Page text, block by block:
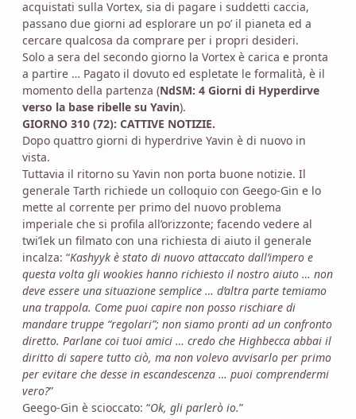
acquistati sulla Vortex, sia di pagare i suddetti caccia,
passano due giorni ad esplorare un po’ il pianeta ed a
cercare qualcosa da comprare per i propri desideri.
Solo a sera del secondo giorno la Vortex è carica e pronta
a partire … Pagato il dovuto ed espletate le formalità, è il
momento della partenza (NdSM: 4 Giorni di Hyperdirve
verso la base ribelle su Yavin).
GIORNO 310 (72): CATTIVE NOTIZIE.
Dopo quattro giorni di hyperdrive Yavin è di nuovo in
vista.
Tuttavia il ritorno su Yavin non porta buone notizie. Il
generale Tarth richiede un colloquio con Geego-Gin e lo
mette al corrente per primo del nuovo problema
imperiale che si profila all’orizzonte; facendo vedere al
twi’lek un filmato con una richiesta di aiuto il generale
incalza: “Kashyyk è stato di nuovo attaccato dall’impero e
questa volta gli wookies hanno richiesto il nostro aiuto … non
deve essere una situazione semplice … d’altra parte temiamo
una trappola. Come puoi capire non posso rischiare di
mandare truppe “regolari”; non siamo pronti ad un confronto
diretto. Parlane coi tuoi amici … credo che Highbecca abbai il
diritto di sapere tutto ciò, ma non volevo avvisarlo per primo
per evitare che desse in escandescenza … puoi comprendermi
vero?”
Geego-Gin è scioccato: “Ok, gli parlerò io.”